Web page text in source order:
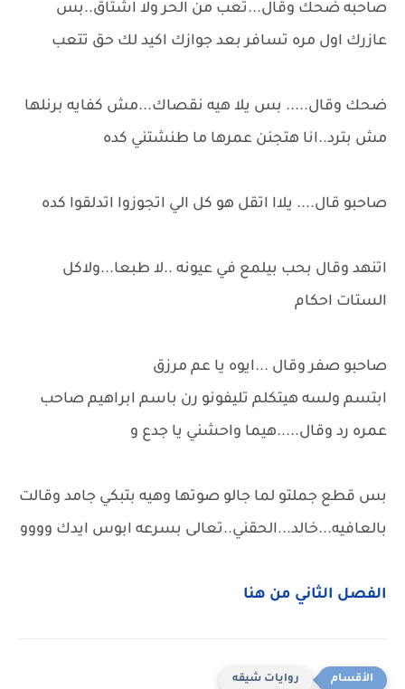
صاحبه ضحك وقال...تعب من الحر ولا اشتاق..بس
عازرك اول مره تسافر بعد جوازك اكيد لك حق تتعب
ضحك وقال..... بس يلا هيه نقصاك...مش كفايه برنلها
مش بترد..انا هتجنن عمرها ما طنشتني كده
صاحبو قال.... يلاا اتقل هو كل الي اتجوزوا اتدلقوا كده
اتنهد وقال بحب بيلمع في عيونه ..لا طبعا...ولاكل
الستات احكام
صاحبو صفر وقال ...ايوه يا عم مرزق
ابتسم ولسه هيتكلم تليفونو رن باسم ابراهيم صاحب
عمره رد وقال.....هيما واحشني يا جدع و
بس قطع جملتو لما جالو صوتها وهيه بتبكي جامد وقالت
بالعافيه...خالد...الحقني..تعالى بسرعه ابوس ايدك وووو
الفصل الثاني من هنا
روايات شيقه